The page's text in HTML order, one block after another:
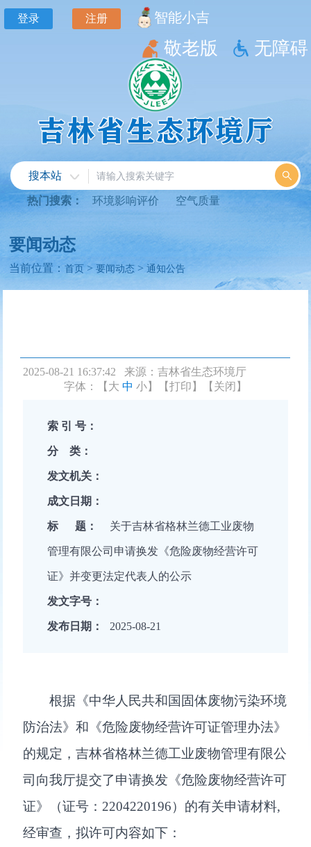
登录 注册 智能小吉
敬老版 无障碍
搜本站
热门搜索： 环境影响评价 空气质量
要闻动态
当前位置：首页>要闻动态 >通知公告
2025-08-21 16:37:42 来源：吉林省生态环境厅
字体：【 大 中 小】 【打印】 【关闭】
索 引 号：
分 类：
发文机关：
成文日期：
标 题： 关于吉林省格林兰德工业废物
管理有限公司申请换发《危险废物经营许可
证》并变更法定代表人的公示
发文字号：
发布日期： 2025-08-21
根据《中华人民共和国固体废物污染环境
防治法》和《危险废物经营许可证管理办法》
的规定，吉林省格林兰德工业废物管理有限公
司向我厅提交了申请换发《危险废物经营许可
证》（证号：2204220196）的有关申请材料,
经审查，拟许可内容如下：